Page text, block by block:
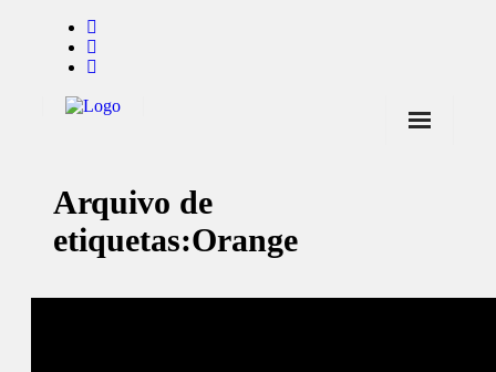
Notícias
Marcas
Endorsers
Arquivo de
etiquetas:Orange